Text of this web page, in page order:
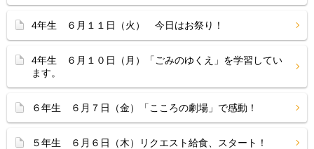
4年生 ６月１１日（火） 今日はお祭り！
4年生 ６月１０日（月）「ごみのゆくえ」を学習してい
ます。
６年生 ６月７日（金）「こころの劇場」で感動！
５年生 ６月６日（木）リクエスト給食、スタート！